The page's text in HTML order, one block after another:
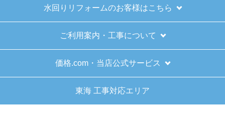
はい
【注文商品】給湯器 【注文時期】2025
年11月頃（モバイルから）
水回りリフォームのお客様はこちら
ご利用案内・工事について
価格.com・当店公式サービス
東海 工事対応エリア